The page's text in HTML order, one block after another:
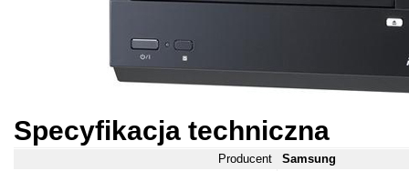
Specyfikacja techniczna
Producent
Samsung